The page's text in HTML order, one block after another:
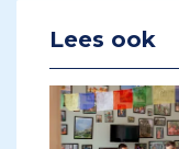
Lees ook